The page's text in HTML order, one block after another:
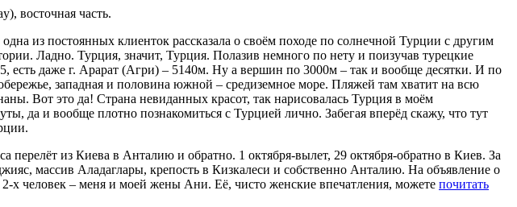
восточная часть.
из постоянных клиенток рассказала о своём походе по солнечной Турции с другим
Ладно. Турция, значит, Турция. Полазив немного по нету и поизучав турецкие
даже г. Арарат (Агри) – 5140м. Ну а вершин по 3000м – так и вообще десятки. И по
западная и половина южной – средиземное море. Пляжей там хватит на всю
Вот это да! Страна невиданных красот, так нарисовалась Турция в моём
да и вообще плотно познакомиться с Турцией лично. Забегая вперёд скажу, что тут
из Киева в Анталию и обратно. 1 октября-вылет, 29 октября-обратно в Киев. За
массив Аладаглары, крепость в Кизкалеси и собственно Анталию. На объявление о
2-х человек – меня и моей жены Ани. Её, чисто женские впечатления, можете почитать